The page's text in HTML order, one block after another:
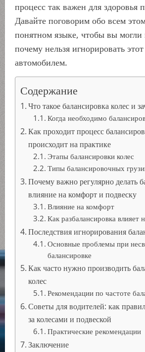
процесс так важен для здоровья
Давайте поговорим обо всем
понятном языке, чтобы вы могли
почему нельзя игнорировать
автомобилем.
Содержание
Что такое балансировка колес и
Когда необходимо
Как проходит процесс
происходит на практике
Этапы балансировки колес
Типы балансировочных
Почему важно регулярно делать
влияние на комфорт и подвеску
Влияние на комфорт
Как разбалансировка влияет
Последствия игнорирования
Основные проблемы при
балансировке
Как часто нужно производить
колес
Рекомендации по частоте
Советы для водителей: как
за колесами и подвеской
Практические рекомендации
Заключение